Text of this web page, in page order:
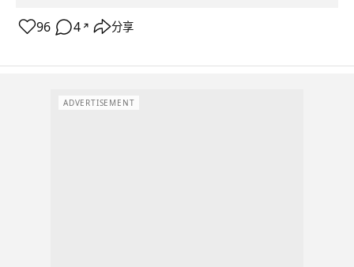
96 4 ↗ 分享
ADVERTISEMENT